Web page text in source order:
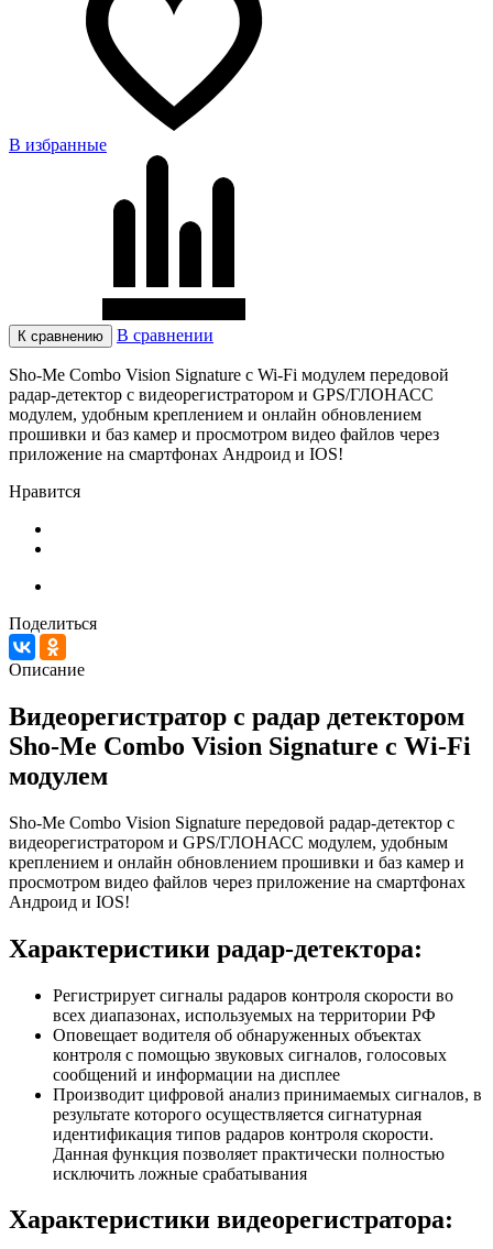
В избранные
К сравнению В сравнении
Sho-Me Combo Vision Signature с Wi-Fi модулем передовой
радар-детектор с видеорегистратором и GPS/ГЛОНАСС
модулем, удобным креплением и онлайн обновлением
прошивки и баз камер и просмотром видео файлов через
приложение на смартфонах Андроид и IOS!
Нравится
Поделиться
Описание
Видеорегистратор с радар детектором
Sho-Me Combo Vision Signature с Wi-Fi
модулем
Sho-Me Combo Vision Signature передовой радар-детектор с
видеорегистратором и GPS/ГЛОНАСС модулем, удобным
креплением и онлайн обновлением прошивки и баз камер и
просмотром видео файлов через приложение на смартфонах
Андроид и IOS!
Характеристики радар-детектора:
Регистрирует сигналы радаров контроля скорости во
всех диапазонах, используемых на территории РФ
Оповещает водителя об обнаруженных объектах
контроля с помощью звуковых сигналов, голосовых
сообщений и информации на дисплее
Производит цифровой анализ принимаемых сигналов, в
результате которого осуществляется сигнатурная
идентификация типов радаров контроля скорости.
Данная функция позволяет практически полностью
исключить ложные срабатывания
Характеристики видеорегистратора: